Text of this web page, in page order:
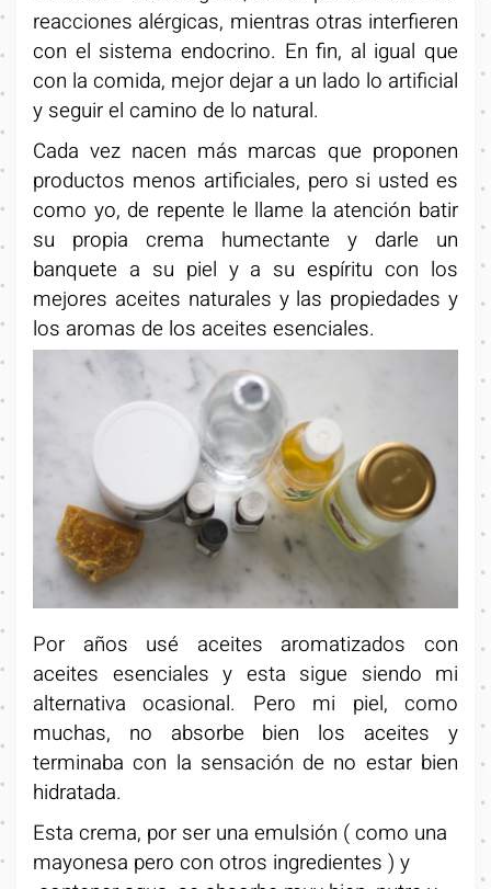
reacciones alérgicas, mientras otras interfieren
con el sistema endocrino. En fin, al igual que
con la comida, mejor dejar a un lado lo artificial
y seguir el camino de lo natural.
Cada vez nacen más marcas que proponen
productos menos artificiales, pero si usted es
como yo, de repente le llame la atención batir
su propia crema humectante y darle un
banquete a su piel y a su espíritu con los
mejores aceites naturales y las propiedades y
los aromas de los aceites esenciales.
Por años usé aceites aromatizados con
aceites esenciales y esta sigue siendo mi
alternativa ocasional. Pero mi piel, como
muchas, no absorbe bien los aceites y
terminaba con la sensación de no estar bien
hidratada.
Esta crema, por ser una emulsión ( como una
mayonesa pero con otros ingredientes ) y